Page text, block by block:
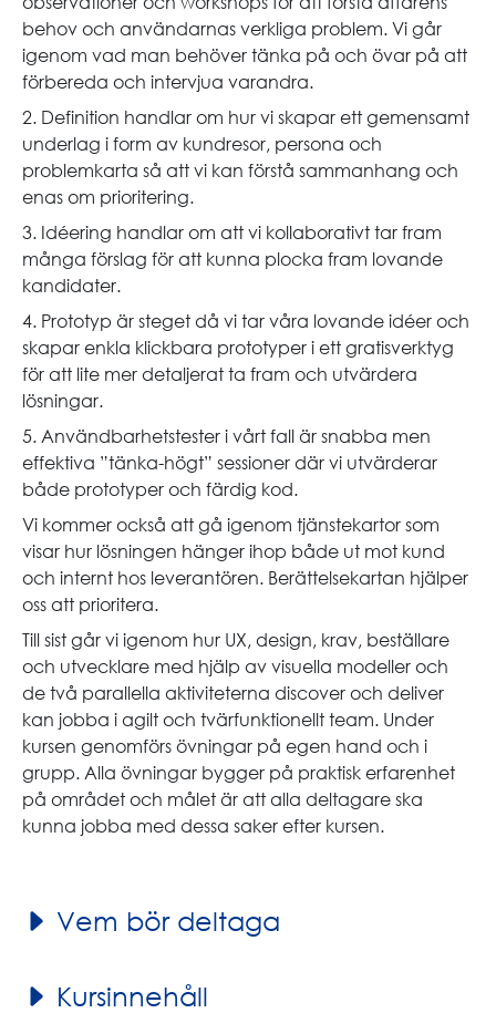
behov och användarnas verkliga problem. Vi går
igenom vad man behöver tänka på och övar på att
förbereda och intervjua varandra.
2. Definition handlar om hur vi skapar ett gemensamt
underlag i form av kundresor, persona och
problemkarta så att vi kan förstå sammanhang och
enas om prioritering.
3. Idéering handlar om att vi kollaborativt tar fram
många förslag för att kunna plocka fram lovande
kandidater.
4. Prototyp är steget då vi tar våra lovande idéer och
skapar enkla klickbara prototyper i ett gratisverktyg
för att lite mer detaljerat ta fram och utvärdera
lösningar.
5. Användbarhetstester i vårt fall är snabba men
effektiva ”tänka-högt” sessioner där vi utvärderar
både prototyper och färdig kod.
Vi kommer också att gå igenom tjänstekartor som
visar hur lösningen hänger ihop både ut mot kund
och internt hos leverantören. Berättelsekartan hjälper
oss att prioritera.
Till sist går vi igenom hur UX, design, krav, beställare
och utvecklare med hjälp av visuella modeller och
de två parallella aktiviteterna discover och deliver
kan jobba i agilt och tvärfunktionellt team. Under
kursen genomförs övningar på egen hand och i
grupp. Alla övningar bygger på praktisk erfarenhet
på området och målet är att alla deltagare ska
kunna jobba med dessa saker efter kursen.
Vem bör deltaga
Kursinnehåll